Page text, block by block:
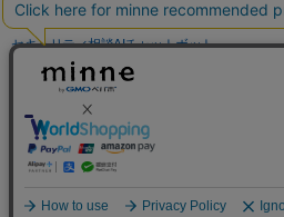
パスワード漏洩診断
Webサイトリスク診断
セキュリティ相談AIチャットボット
実在証明・盗聴対策
サイバー攻撃対策（GMO Flatt Security）
セキュリティ事業の軌跡